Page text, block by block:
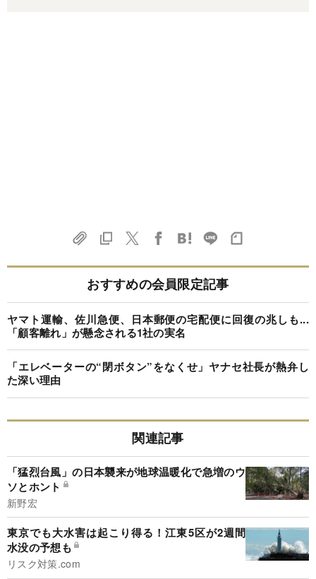
おすすめの会員限定記事
ヤマト運輸、佐川急便、日本郵便の宅配便に回復の兆しも...
「顧客離れ」が懸念される1社の実名
「エレベーターの“閉ボタン”をなくせ」ヤナセ社長が熱弁し
た深い理由
関連記事
「猛烈台風」の日本襲来が地球温暖化で急増のウ
ソとホント
新野宏
東京でも大水害は起こり得る！江東5区が2週間
水没の予想も
リスク対策.com